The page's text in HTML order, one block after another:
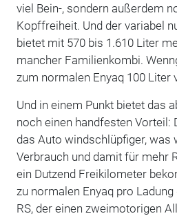
viel Bein-, sondern außerdem
Kopffreiheit. Und der variabel
bietet mit 570 bis 1.610 Liter
mancher Familienkombi.
zum normalen Enyaq 100 Liter
Und in einem Punkt bietet das
noch einen handfesten Vorteil:
das Auto windschlüpfiger, was
Verbrauch und damit für mehr
ein Dutzend Freikilometer
zu normalen Enyaq pro
RS, der einen zweimotorigen